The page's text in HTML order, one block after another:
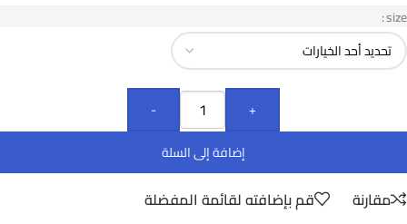
size
-
+
إضافة إلى السلة
مقارنة قم بإضافته لقائمة المفضلة